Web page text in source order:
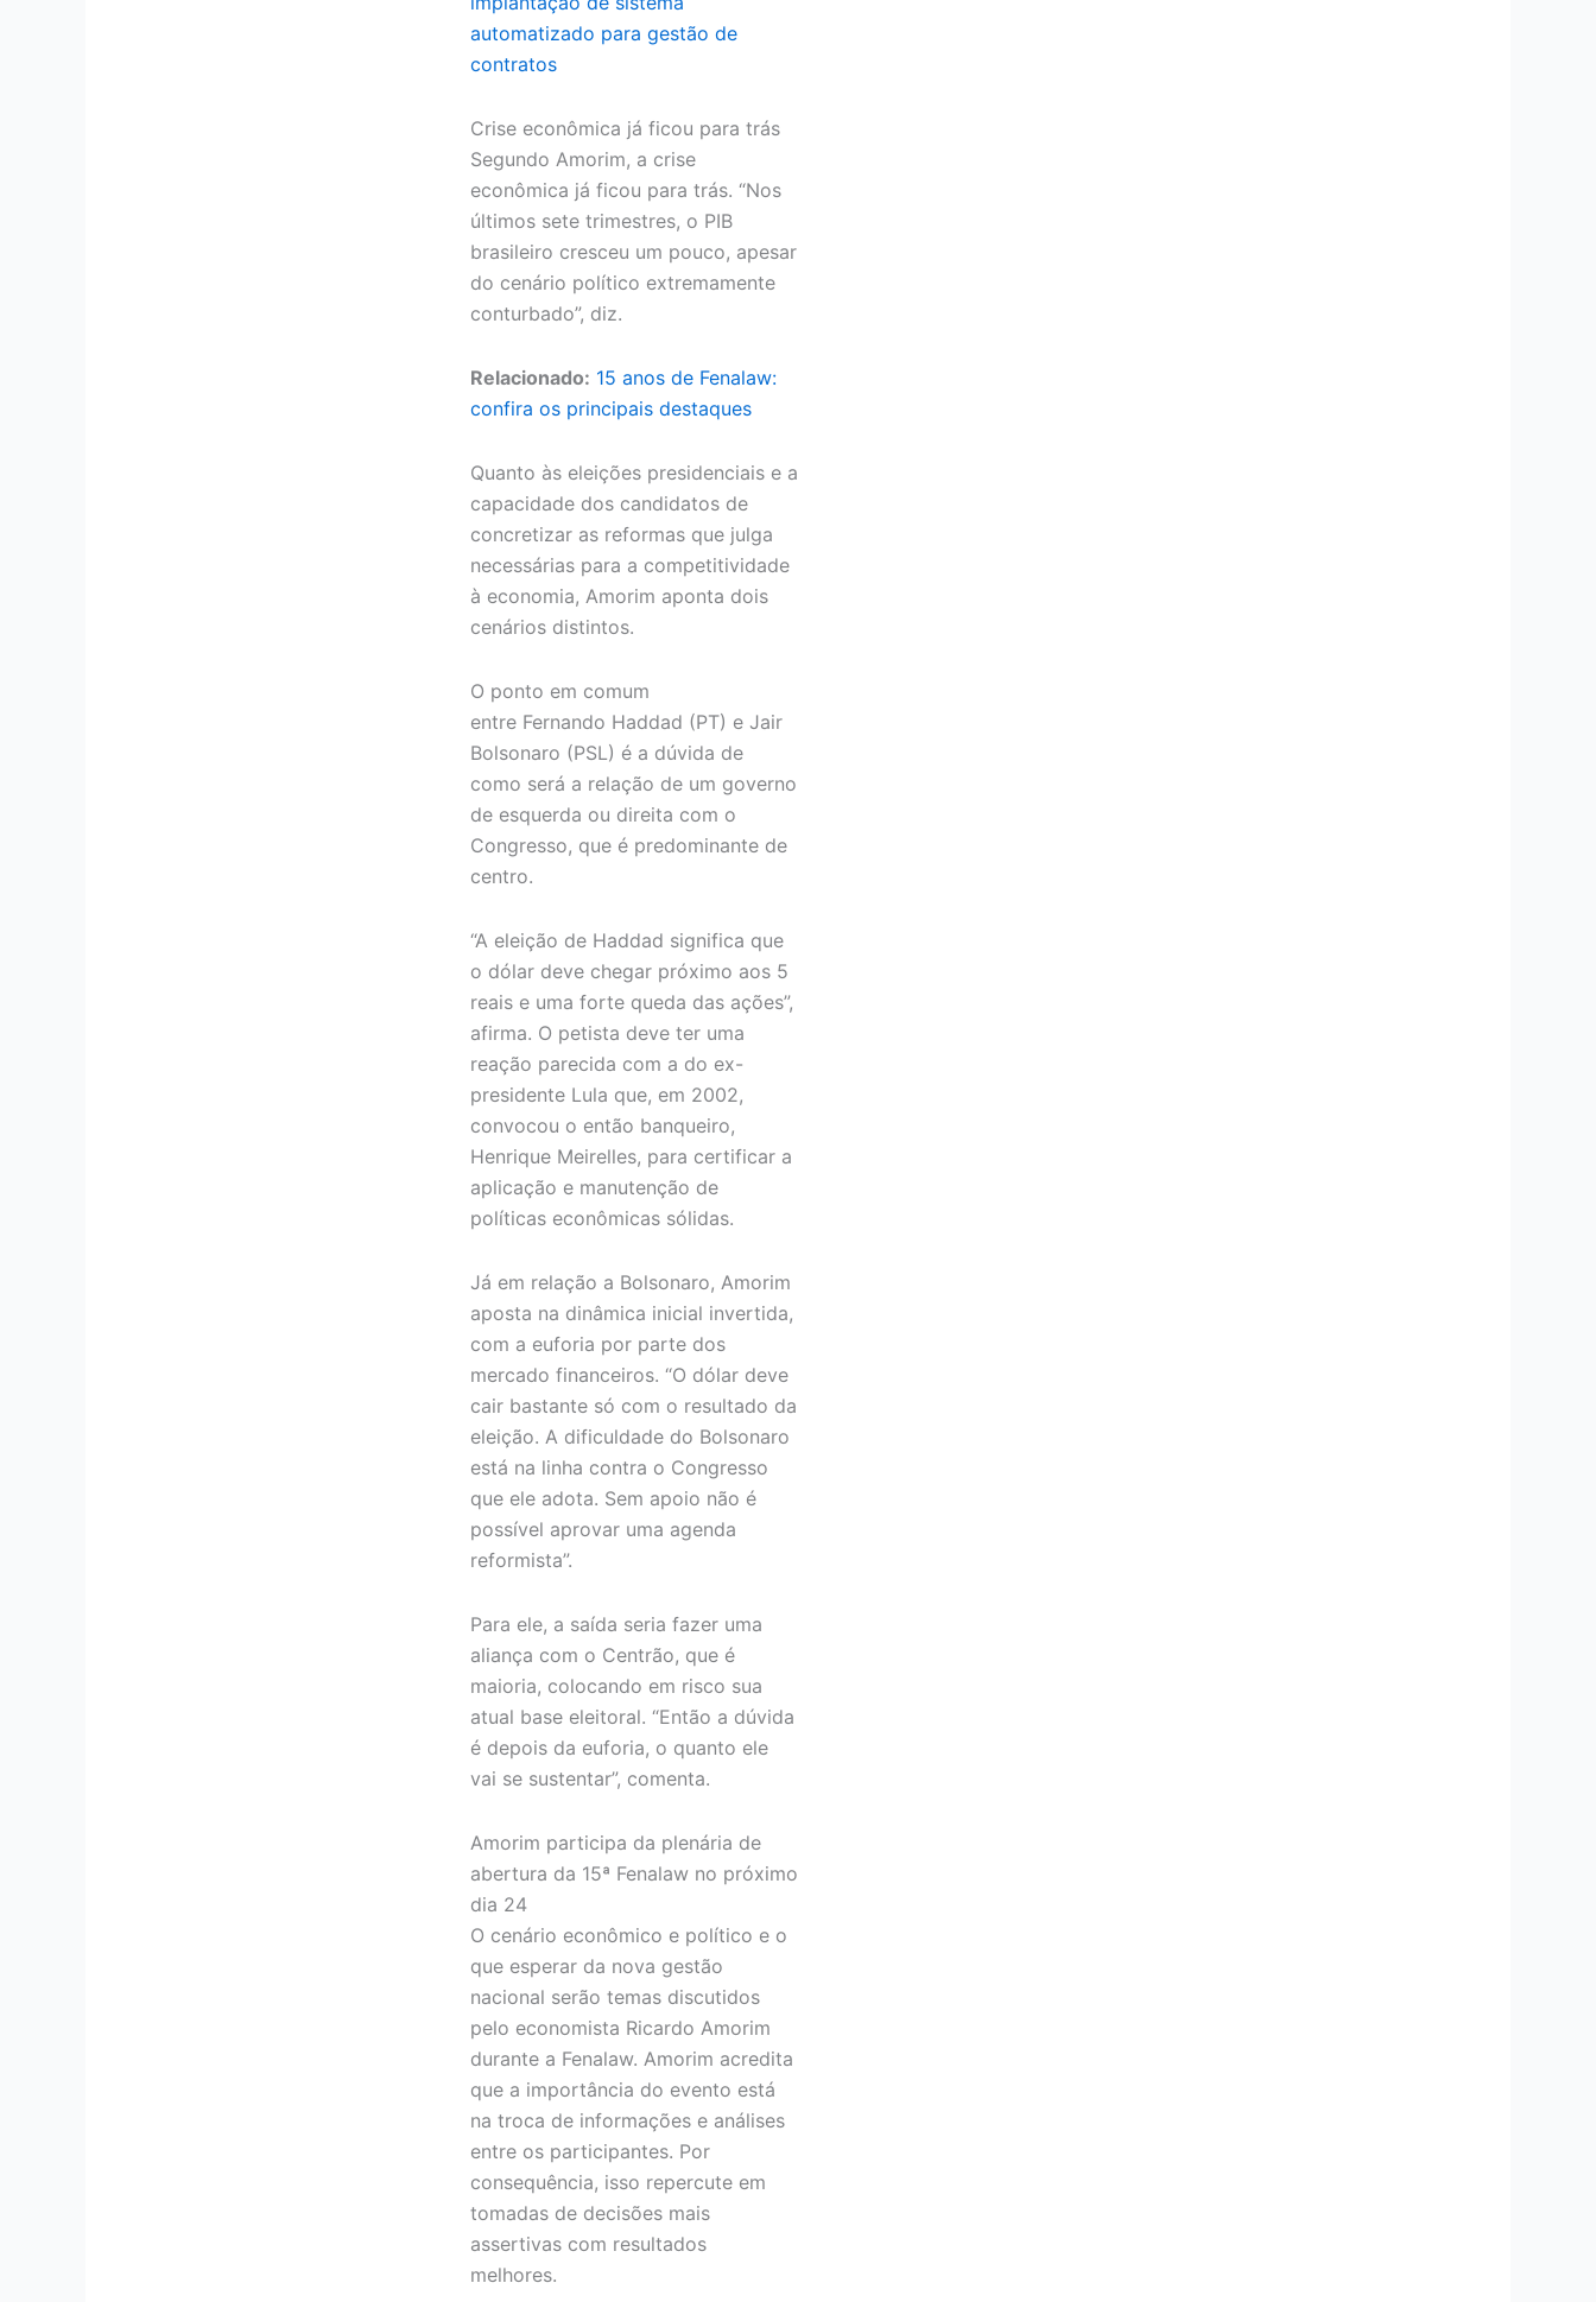
automatizado para gestão de
contratos
Crise econômica já ficou para trás
Segundo Amorim, a crise
econômica já ficou para trás. “Nos
últimos sete trimestres, o PIB
brasileiro cresceu um pouco, apesar
do cenário político extremamente
conturbado”, diz.
Relacionado: 15 anos de Fenalaw:
confira os principais destaques
Quanto às eleições presidenciais e a
capacidade dos candidatos de
concretizar as reformas que julga
necessárias para a competitividade
à economia, Amorim aponta dois
cenários distintos.
O ponto em comum
entre Fernando Haddad (PT) e Jair
Bolsonaro (PSL) é a dúvida de
como será a relação de um governo
de esquerda ou direita com o
Congresso, que é predominante de
centro.
“A eleição de Haddad significa que
o dólar deve chegar próximo aos 5
reais e uma forte queda das ações”,
afirma. O petista deve ter uma
reação parecida com a do ex-
presidente Lula que, em 2002,
convocou o então banqueiro,
Henrique Meirelles, para certificar a
aplicação e manutenção de
políticas econômicas sólidas.
Já em relação a Bolsonaro, Amorim
aposta na dinâmica inicial invertida,
com a euforia por parte dos
mercado financeiros. “O dólar deve
cair bastante só com o resultado da
eleição. A dificuldade do Bolsonaro
está na linha contra o Congresso
que ele adota. Sem apoio não é
possível aprovar uma agenda
reformista”.
Para ele, a saída seria fazer uma
aliança com o Centrão, que é
maioria, colocando em risco sua
atual base eleitoral. “Então a dúvida
é depois da euforia, o quanto ele
vai se sustentar”, comenta.
Amorim participa da plenária de
abertura da 15ª Fenalaw no próximo
dia 24
O cenário econômico e político e o
que esperar da nova gestão
nacional serão temas discutidos
pelo economista Ricardo Amorim
durante a Fenalaw. Amorim acredita
que a importância do evento está
na troca de informações e análises
entre os participantes. Por
consequência, isso repercute em
tomadas de decisões mais
assertivas com resultados
melhores.